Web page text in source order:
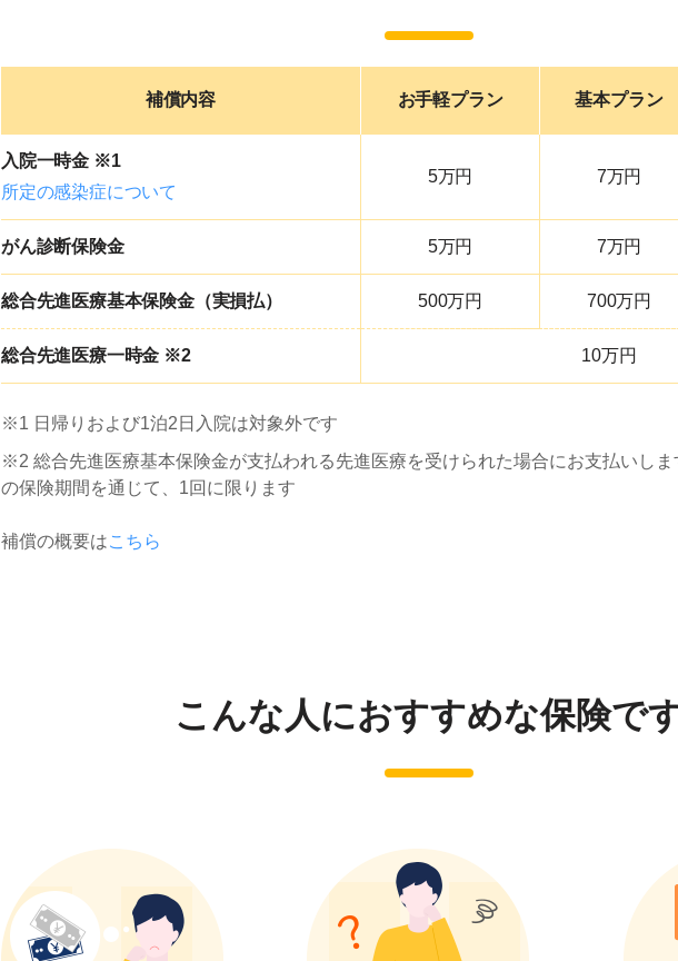
補償内容 お手軽プラン 基本プラン
入院一時金 ※1
所定の感染症について
5万円 7万円
がん診断保険金 5万円 7万円
総合先進医療基本保険金（実損払） 500万円 700万円
総合先進医療一時金 ※2 10万円
※1 日帰りおよび1泊2日入院は対象外です
※2 総合先進医療基本保険金が支払われる先進医療を受けられた場合にお支払いし
の保険期間を通じて、1回に限ります
補償の概要はこちら
こんな人におすすめな保険で